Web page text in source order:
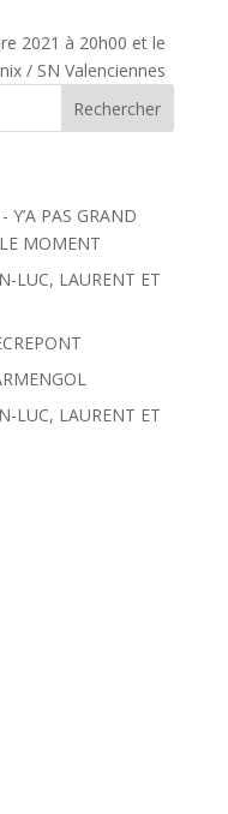
2021 à 20h00 et le
/ SN Valenciennes
Y’A PAS GRAND
MOMENT
LUC, LAURENT ET
LUC, LAURENT ET